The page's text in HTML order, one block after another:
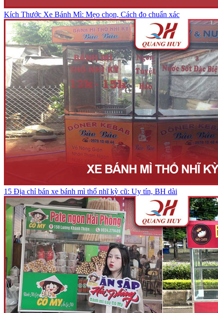
Kích Thước Xe Bánh Mì: Mẹo chọn, Cách đo chuẩn xác
15 Địa chỉ bán xe bánh mì thổ nhĩ kỳ cũ: Uy tín, BH dài